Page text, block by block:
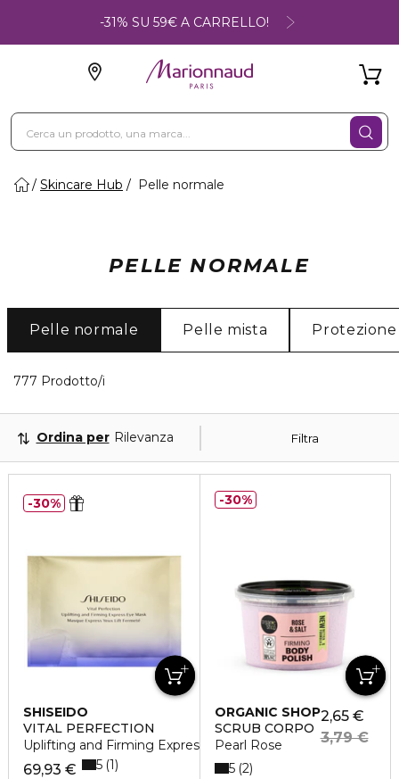
-31% SU 59€ A CARRELLO!
Skincare Hub Pelle normale
PELLE NORMALE
Pelle normale Pelle mista
777 Prodotto/i
Filtra
Ordina per Rilevanza
SHISEIDO
VITAL PERFECTION
Uplifting and Firming Express Eye Mask
69,93 €
5 1
30%
ORGANIC SHOP
SCRUB CORPO
Pearl Rose
2,65 €
3,79 €
5 2
30%